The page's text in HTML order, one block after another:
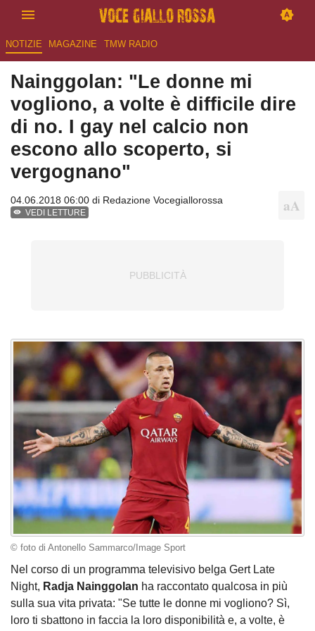
NOTIZIE MAGAZINE TMW RADIO
Nainggolan: "Le donne mi
vogliono, a volte è difficile dire
di no. I gay nel calcio non
escono allo scoperto, si
vergognano"
04.06.2018 06:00 di Redazione Vocegiallorossa
VEDI LETTURE
© foto di Antonello Sammarco/Image Sport
Nel corso di un programma televisivo belga Gert Late
Night, Radja Nainggolan ha raccontato qualcosa in più
sulla sua vita privata: "Se tutte le donne mi vogliono? Sì,
loro ti sbattono in faccia la loro disponibilità e, a volte, è